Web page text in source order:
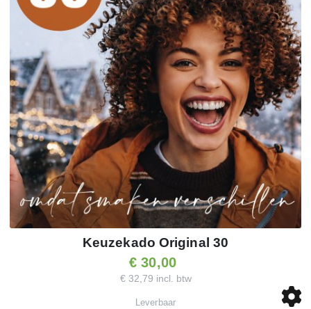
Keuzekado Original 30
€ 30,00
€ 32,79 incl. btw
Leverbaar